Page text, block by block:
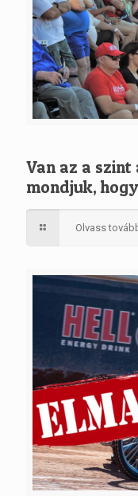
Van az a
mondjuk,
Olvass